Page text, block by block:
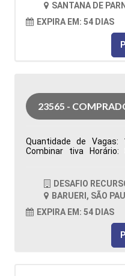
Características
SANTANA DE
EXPIRA EM: 54 DIAS
23565 -
Quantidade de
Combinar tiva
áreas produtivas e de
requisições de
negociação de preços,
além da prospecção,
de fornecedores,
redução de custos.
compra, monitora
divergências
DESAFIO
BARUERI, SÃO
EXPIRA EM: 54 DIAS